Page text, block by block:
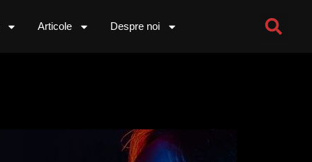
Articole Despre noi